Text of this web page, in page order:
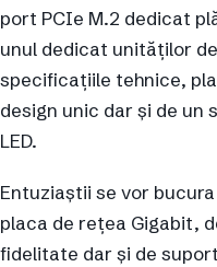
port PCIe M.2 dedicat
unul dedicat unităților
specificațiile tehnice,
design unic dar și de un
LED.
Entuziaștii se vor
placa de rețea Gigabit,
fidelitate dar și de